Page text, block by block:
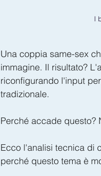
I
​Una coppia same-sex
immagine. Il risultato?
riconfigurando l'input
tradizionale.
​Perché accade questo?
​Ecco l'analisi tecnica di
perché questo tema è